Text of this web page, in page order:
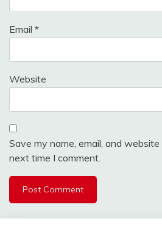
Email *
Website
Save my name, email, and
next time I comment.